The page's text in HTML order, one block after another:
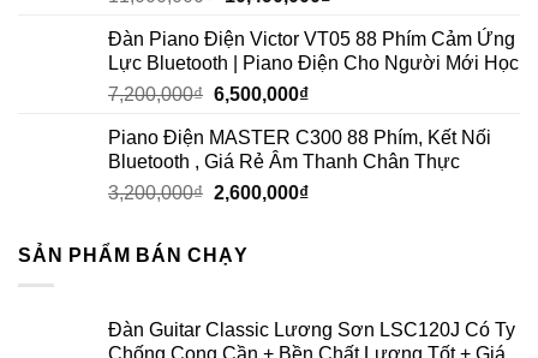
Đàn Piano Điện Victor VT05 88 Phím Cảm Ứng
Lực Bluetooth | Piano Điện Cho Người Mới Học
7,200,000₫ 6,500,000₫
Piano Điện MASTER C300 88 Phím, Kết Nối
Bluetooth , Giá Rẻ Âm Thanh Chân Thực
3,200,000₫ 2,600,000₫
SẢN PHẨM BÁN CHẠY
Đàn Guitar Classic Lương Sơn LSC120J Có Ty
Chống Cong Cần + Bền Chất Lượng Tốt + Giá